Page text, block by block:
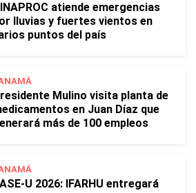
atiende emergencias
lluvias y fuertes vientos en
puntos del país
Mulino visita planta de
en Juan Díaz que
más de 100 empleos
U 2026: IFARHU entregará